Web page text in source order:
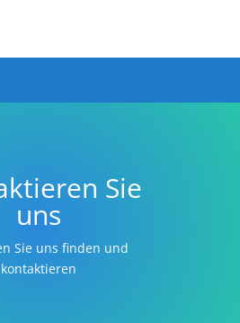
Sie
uns
Sie uns finden und
kontaktieren